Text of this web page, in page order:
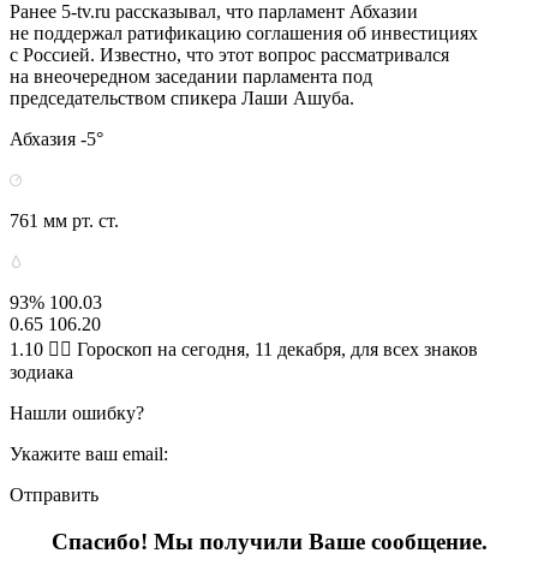
Ранее 5-tv.ru рассказывал, что парламент Абхазии
не поддержал ратификацию соглашения об инвестициях
с Россией. Известно, что этот вопрос рассматривался
на внеочередном заседании парламента под
председательством спикера Лаши Ашуба.
Абхазия -5°
761 мм рт. ст.
93% 100.03
0.65 106.20
1.10 🧙‍♀ Гороскоп на сегодня, 11 декабря, для всех знаков
зодиака
Нашли ошибку?
Укажите ваш email:
Отправить
Спасибо! Мы получили Ваше сообщение.